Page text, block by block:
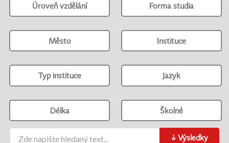
Úroveň vzdělání Forma studia
Město Instituce
Typ instituce Jazyk
Délka Školné
↓ Výsledky